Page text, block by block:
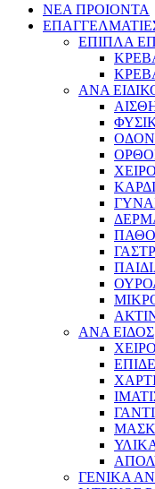
ΝΕΑ ΠΡΟΙΟΝΤΑ
ΕΠΙΠΛΑ
ΑΝΑ
ΑΝΑ ΕΙΔΟΣ
ΓΕΝΙΚΑ